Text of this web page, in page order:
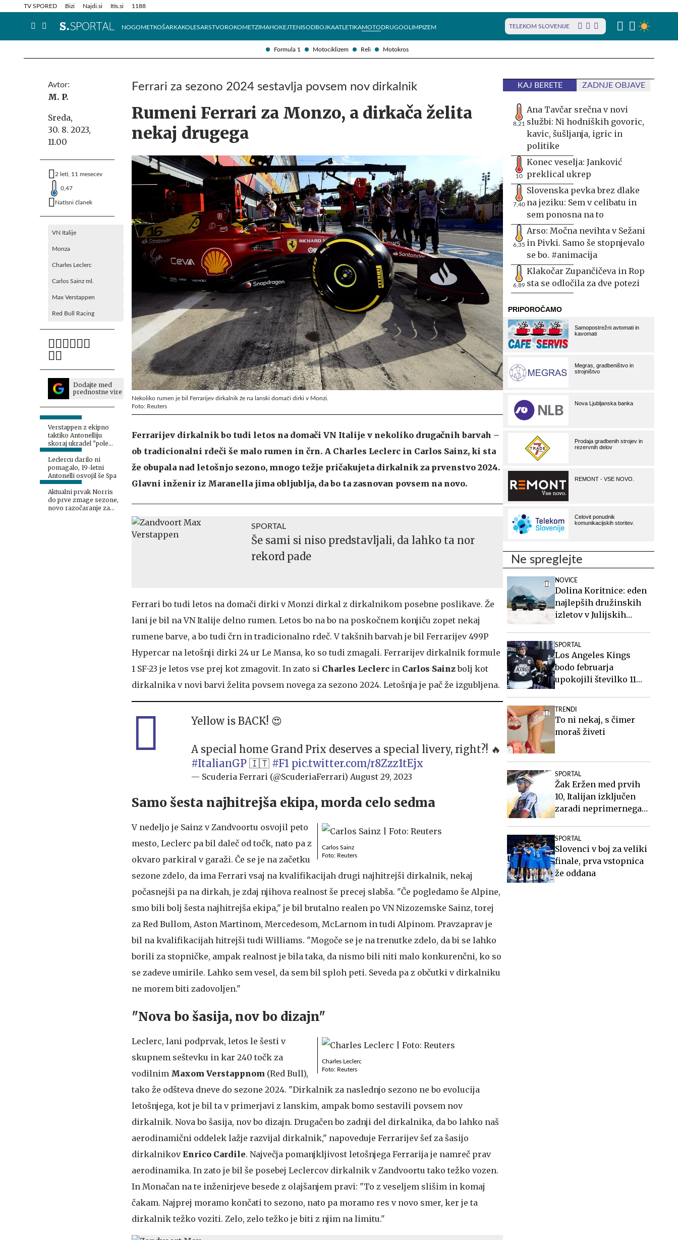
Formula 1 Motociklizem Reli Motokros
TV SPORED Bizi Najdi.si Itis.si 1188
NOGOMETKOŠARKAKOLESARSTVOROKOMETZIMAHOKEJTENISODBOJKAATLETIKAMOTODRUGOOLIMPIZEM TELEKOM SLOVENIJE
Info in obvestila Tehnik
Avtor:
M. P.
Sreda,
30. 8. 2023,
11.00
2 leti, 11 mesecev
0,47
Natisni članek
VN Italije
Monza
Charles Leclerc
Carlos Sainz ml.
Max Verstappen
Red Bull Racing
Dodajte med
prednostne vire
Verstappen z ekipno
taktiko Antonelliju
skoraj ukradel "pole
position"
Leclercu darilo ni
pomagalo, 19-letni
Antonelli osvojil še Spa
Aktualni prvak Norris
do prve zmage sezone,
novo razočaranje za
Ferrari za sezono 2024 sestavlja povsem nov dirkalnik
Rumeni Ferrari za Monzo, a dirkača želita
nekaj drugega
Nekoliko rumen je bil Ferrarijev dirkalnik že na lanski domači dirki v Monzi.
Foto: Reuters
Ferrarijev dirkalnik bo tudi letos na domači VN Italije v nekoliko drugačnih barvah –
ob tradicionalni rdeči še malo rumen in črn. A Charles Leclerc in Carlos Sainz, ki sta
že obupala nad letošnjo sezono, mnogo težje pričakujeta dirkalnik za prvenstvo 2024.
Glavni inženir iz Maranella jima obljublja, da bo ta zasnovan povsem na novo.
SPORTAL
Še sami si niso predstavljali, da lahko ta nor
rekord pade
Ferrari bo tudi letos na domači dirki v Monzi dirkal z dirkalnikom posebne poslikave. Že
lani je bil na VN Italije delno rumen. Letos bo na bo na poskočnem konjiču zopet nekaj
rumene barve, a bo tudi črn in tradicionalno rdeč. V takšnih barvah je bil Ferrarijev 499P
Hypercar na letošnji dirki 24 ur Le Mansa, ko so tudi zmagali. Ferrarijev dirkalnik formule
1 SF-23 je letos vse prej kot zmagovit. In zato si Charles Leclerc in Carlos Sainzbolj kot
dirkalnika v novi barvi želita povsem novega za sezono 2024. Letošnja je pač že izgubljena.
Yellow is BACK! 😍
A special home Grand Prix deserves a special livery, right?! 🔥
#ItalianGP 🇮🇹 #F1 pic.twitter.com/r8Zzz1tEjx
— Scuderia Ferrari (@ScuderiaFerrari) August 29, 2023
Samo šesta najhitrejša ekipa, morda celo sedma
Carlos Sainz
Foto: Reuters
V nedeljo je Sainz v Zandvoortu osvojil peto
mesto, Leclerc pa bil daleč od točk, nato pa z
okvaro parkiral v garaži. Če se je na začetku
sezone zdelo, da ima Ferrari vsaj na kvalifikacijah drugi najhitrejši dirkalnik, nekaj
počasnejši pa na dirkah, je zdaj njihova realnost še precej slabša. "Če pogledamo še Alpine,
smo bili bolj šesta najhitrejša ekipa," je bil brutalno realen po VN Nizozemske Sainz, torej
za Red Bullom, Aston Martinom, Mercedesom, McLarnom in tudi Alpinom. Pravzaprav je
bil na kvalifikacijah hitrejši tudi Williams. "Mogoče se je na trenutke zdelo, da bi se lahko
borili za stopničke, ampak realnost je bila taka, da nismo bili niti malo konkurenčni, ko so
se zadeve umirile. Lahko sem vesel, da sem bil sploh peti. Seveda pa z občutki v dirkalniku
ne morem biti zadovoljen."
"Nova bo šasija, nov bo dizajn"
Charles Leclerc
Foto: Reuters
Leclerc, lani podprvak, letos le šesti v
skupnem seštevku in kar 240 točk za
vodilnim Maxom Verstappnom (Red Bull),
tako že odšteva dneve do sezone 2024. "Dirkalnik za naslednjo sezono ne bo evolucija
letošnjega, kot je bil ta v primerjavi z lanskim, ampak bomo sestavili povsem nov
dirkalnik. Nova bo šasija, nov bo dizajn. Drugačen bo zadnji del dirkalnika, da bo lahko naš
aerodinamični oddelek lažje razvijal dirkalnik," napoveduje Ferrarijev šef za šasijo
dirkalnikovEnrico Cardile. Največja pomanjkljivost letošnjega Ferrarija je namreč prav
aerodinamika. In zato je bil še posebej Leclercov dirkalnik v Zandvoortu tako težko vozen.
In Monačan na te inženirjeve besede z olajšanjem pravi: "To z veseljem slišim in komaj
čakam. Najprej moramo končati to sezono, nato pa moramo res v novo smer, ker je ta
dirkalnik težko voziti. Zelo, zelo težko je biti z njim na limitu."
KAJ BERETE ZADNJE OBJAVE
8,21
Ana Tavčar srečna v novi
službi: Ni hodniških govoric,
kavic, šušljanja, igric in
politike
10
Konec veselja: Janković
preklical ukrep
7,40
Slovenska pevka brez dlake
na jeziku: Sem v celibatu in
sem ponosna na to
6,35
Arso: Močna nevihta v Sežani
in Pivki. Samo še stopnjevalo
se bo. #animacija
6,89
Klakočar Zupančičeva in Rop
sta se odločila za dve potezi
Ne spreglejte
NOVICE
Dolina Koritnice: eden
najlepših družinskih
izletov v Julijskih
SPORTAL
Los Angeles Kings
bodo februarja
upokojili številko 11
TRENDI
To ni nekaj, s čimer
moraš živeti
SPORTAL
Žak Eržen med prvih
10, Italijan izključen
zaradi neprimernega
SPORTAL
Slovenci v boj za veliki
finale, prva vstopnica
že oddana